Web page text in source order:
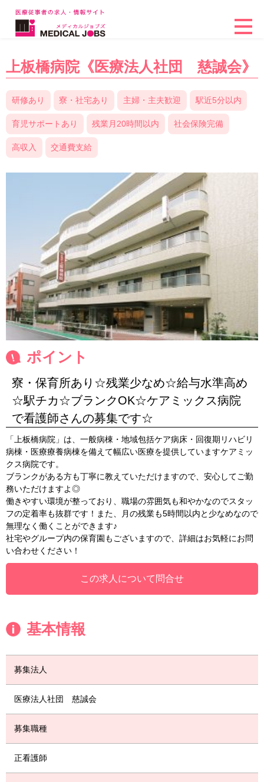
上板橋病院《医療法人社団 慈誠会》
研修あり 寮・社宅あり 主婦・主夫歓迎 駅近5分以内
育児サポートあり 残業月20時間以内 社会保険完備
高収入 交通費支給
ポイント
寮・保育所あり☆残業少なめ☆給与水準高め
☆駅チカ☆ブランクOK☆ケアミックス病院
で看護師さんの募集です☆
「上板橋病院」は、一般病棟・地域包括ケア病床・回復期リハビリ
病棟・医療療養病棟を備えて幅広い医療を提供していますケアミッ
クス病院です。
ブランクがある方も丁寧に教えていただけますので、安心してご勤
務いただけますよ◎
働きやすい環境が整っており、職場の雰囲気も和やかなのでスタッ
フの定着率も抜群です！また、月の残業も5時間以内と少なめなので
無理なく働くことができます♪
社宅やグループ内の保育園もございますので、詳細はお気軽にお問
い合わせください！
この求人について問合せ
基本情報
募集法人
医療法人社団 慈誠会
募集職種
正看護師